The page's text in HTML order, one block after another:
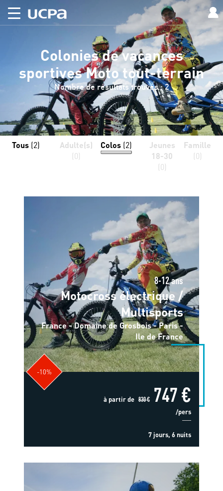
Colonies de vacances
sportives Moto tout-terrain
Nombre de résultats trouvés : 2
Tous (2)
Adulte(s)
(0)
Colos (2)
Jeunes
18-30
(0)
Famille
(0)
8-12 ans
Motocross électrique /
Multisports
France - Domaine de Grosbois - Paris -
Ile de France
-10%
à partir de 830 € 747 €
/pers
7 jours, 6 nuits